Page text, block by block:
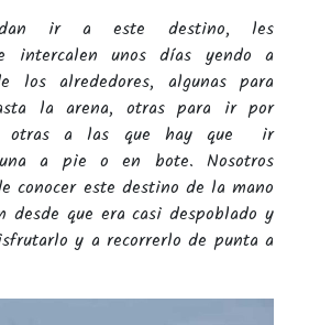
ir a este destino, les
intercalen unos días yendo a
los alrededores, algunas para
la arena, otras para ir por
otras a las que hay que ir
a pie o en bote. Nosotros
conocer este destino de la mano
desde que era casi despoblado y
y a recorrerlo de punta a